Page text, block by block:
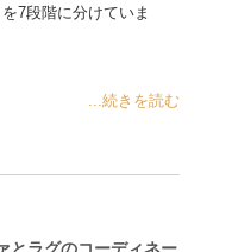
7段階に分けていま
...続きを読む
とラグのコーディネー